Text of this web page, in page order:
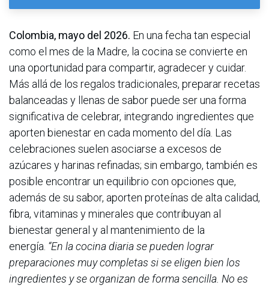
Colombia, mayo del 2026. En una fecha tan especial
como el mes de la Madre, la cocina se convierte en
una oportunidad para compartir, agradecer y cuidar.
Más allá de los regalos tradicionales, preparar recetas
balanceadas y llenas de sabor puede ser una forma
significativa de celebrar, integrando ingredientes que
aporten bienestar en cada momento del día. Las
celebraciones suelen asociarse a excesos de
azúcares y harinas refinadas; sin embargo, también es
posible encontrar un equilibrio con opciones que,
además de su sabor, aporten proteínas de alta calidad,
fibra, vitaminas y minerales que contribuyan al
bienestar general y al mantenimiento de la
energía. “En la cocina diaria se pueden lograr
preparaciones muy completas si se eligen bien los
ingredientes y se organizan de forma sencilla. No es